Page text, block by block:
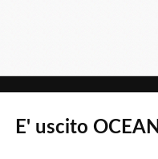
E' uscito OCEANI